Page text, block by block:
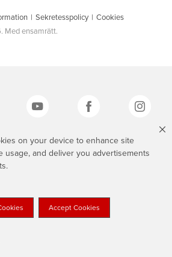
on your device to enhance site
usage, and deliver you advertisements
Accept Cookies
| Sekretesspolicy | Cookies
Med ensamrätt.
skotskrutiga designen är varumärken som